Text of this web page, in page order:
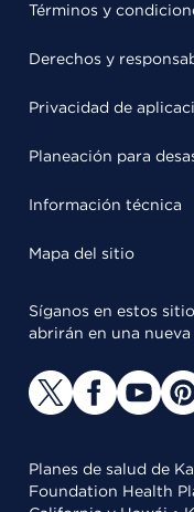
Términos y
Derechos y
Privacidad de
Planeación para
Información técnica
Mapa del sitio
Síganos en estos
abrirán en una
Planes de salud de
Foundation Health